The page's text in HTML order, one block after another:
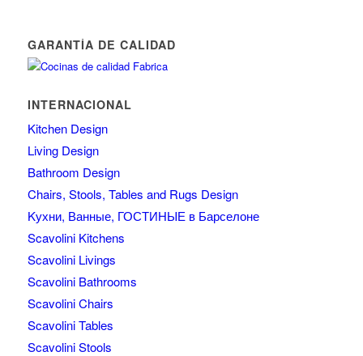
GARANTÍA DE CALIDAD
INTERNACIONAL
Kitchen Design
Living Design
Bathroom Design
Chairs, Stools, Tables and Rugs Design
Kухни, Ванные, ГОСТИНЫЕ в Барселоне
Scavolini Kitchens
Scavolini Livings
Scavolini Bathrooms
Scavolini Chairs
Scavolini Tables
Scavolini Stools